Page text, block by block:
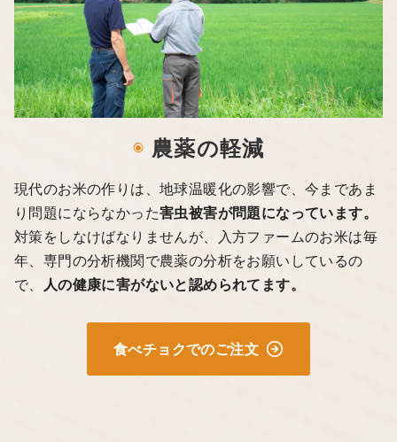
◉ 農薬の軽減
現代のお米の作りは、地球温暖化の影響で、今まであま
り問題にならなかった害虫被害が問題になっています。
対策をしなけばなりませんが、入方ファームのお米は毎
年、専門の分析機関で農薬の分析をお願いしているの
で、 人の健康に害がないと認められてます。
食べチョクでのご注文